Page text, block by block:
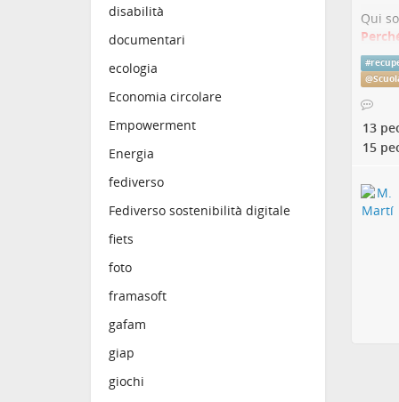
disabilità
documentari
ecologia
Economia circolare
Empowerment
Energia
fediverso
Fediverso sostenibilità digitale
fiets
foto
framasoft
gafam
giap
giochi
Qui
città
Il
che
#
@
13
15